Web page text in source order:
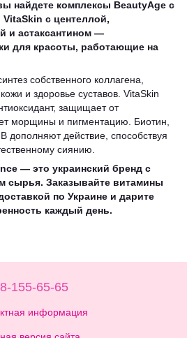
найдете комплексы BeautyAge с
VitaSkin с центеллой,
и астаксантином —
для красоты, работающие на
собственного коллагена,
и здоровье суставов. VitaSkin
защищает от
морщины и пигментацию. Биотин,
дополняют действие, способствуя
сиянию.
— это украинский бренд с
сырья. Заказывайте витамины
по Украине и дарите
каждый день.
155-65-65
информация